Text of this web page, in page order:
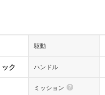
駆動
ク ハンドル
ミッション